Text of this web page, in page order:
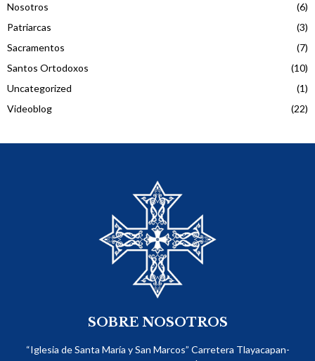
Nosotros
(6)
Patriarcas
(3)
Sacramentos
(7)
Santos Ortodoxos
(10)
Uncategorized
(1)
Videoblog
(22)
SOBRE NOSOTROS
“Iglesia de Santa María y San Marcos” Carretera Tlayacapan-